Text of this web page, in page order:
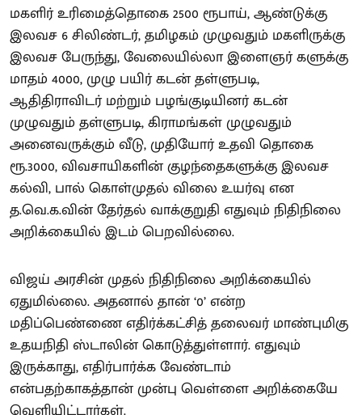
மகளிர் உரிமைத்தொகை 2500 ரூபாய், ஆண்டுக்கு
இலவச 6 சிலிண்டர், தமிழகம் முழுவதும் மகளிருக்கு
இலவச பேருந்து, வேலையில்லா இளைஞர் களுக்கு
மாதம் 4000, முழு பயிர் கடன் தள்ளுபடி,
ஆதிதிராவிடர் மற்றும் பழங்குடியினர் கடன்
முழுவதும் தள்ளுபடி, கிராமங்கள் முழுவதும்
அனைவருக்கும் வீடு, முதியோர் உதவி தொகை
ரூ.3000, விவசாயிகளின் குழந்தைகளுக்கு இலவச
கல்வி, பால் கொள்முதல் விலை உயர்வு என
த.வெ.க.வின் தேர்தல் வாக்குறுதி எதுவும் நிதிநிலை
அறிக்கையில் இடம் பெறவில்லை.
விஜய் அரசின் முதல் நிதிநிலை அறிக்கையில்
ஏதுமில்லை. அதனால் தான் ‘0’ என்ற
மதிப்பெண்ணை எதிர்க்கட்சித் தலைவர் மாண்புமிகு
உதயநிதி ஸ்டாலின் கொடுத்துள்ளார். எதுவும்
இருக்காது, எதிர்பார்க்க வேண்டாம்
என்பதற்காகத்தான் முன்பு வெள்ளை அறிக்கையே